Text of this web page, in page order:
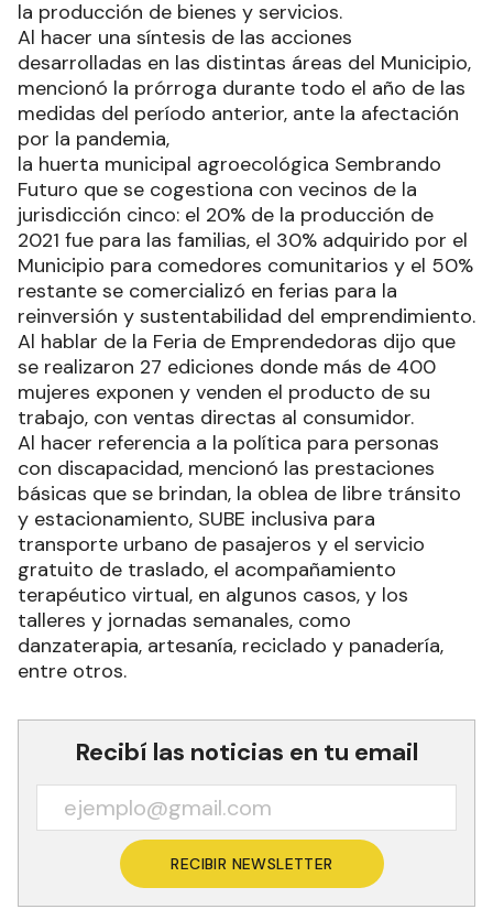
la producción de bienes y servicios.
Al hacer una síntesis de las acciones
desarrolladas en las distintas áreas del Municipio,
mencionó la prórroga durante todo el año de las
medidas del período anterior, ante la afectación
por la pandemia,
la huerta municipal agroecológica Sembrando
Futuro que se cogestiona con vecinos de la
jurisdicción cinco: el 20% de la producción de
2021 fue para las familias, el 30% adquirido por el
Municipio para comedores comunitarios y el 50%
restante se comercializó en ferias para la
reinversión y sustentabilidad del emprendimiento.
Al hablar de la Feria de Emprendedoras dijo que
se realizaron 27 ediciones donde más de 400
mujeres exponen y venden el producto de su
trabajo, con ventas directas al consumidor.
Al hacer referencia a la política para personas
con discapacidad, mencionó las prestaciones
básicas que se brindan, la oblea de libre tránsito
y estacionamiento, SUBE inclusiva para
transporte urbano de pasajeros y el servicio
gratuito de traslado, el acompañamiento
terapéutico virtual, en algunos casos, y los
talleres y jornadas semanales, como
danzaterapia, artesanía, reciclado y panadería,
entre otros.
Recibí las noticias en tu email
RECIBIR NEWSLETTER